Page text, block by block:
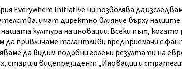
Everywhere Initiative ни позволява да
имат директно влияние върху
култура на иновации. Всеки път, когато
да привличаме талантливи предприемачи с
да видим подобни големи резултати на
старши вицепрезидент „Иновации и